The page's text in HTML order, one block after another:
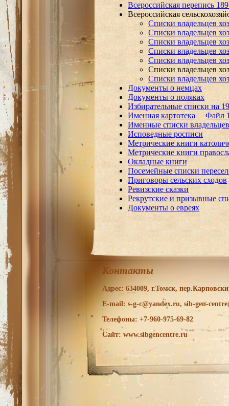
Всероссийская перепись
Всероссийская
Списки владельцев
Списки владельцев
Списки владельцев
Списки владельцев
Списки владельцев
Списки владельцев
Списки владельцев
Документы о немцах
Документы о поляках
Избирательные списки на
Именная картотека
Файл
Именные списки владельцев
Исповедные росписи
Метрические книги
Метрические книги
Окладные книги
Посемейные списки
Приговоры сельских сходов
Ревизские сказки
Рекрутские и призывные
Документы о евреях
Контакты
Адрес: 634009, г.Томск,
E-mail: s-g-c@yandex.ru, sib-gen-
Телефоны: +7-960-975-69-82
Сайт: www.sibgencentre.ru